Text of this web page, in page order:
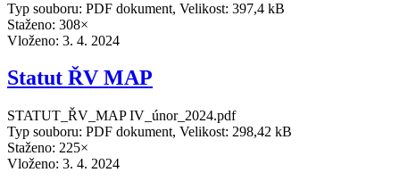
Typ souboru: PDF dokument, Velikost: 397,4 kB
Staženo: 308×
Vloženo: 3. 4. 2024
Statut ŘV MAP
STATUT_ŘV_MAP IV_únor_2024.pdf
Typ souboru: PDF dokument, Velikost: 298,42 kB
Staženo: 225×
Vloženo: 3. 4. 2024